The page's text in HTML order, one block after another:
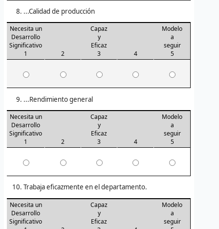
...Calidad de producción
Necesita un
Desarrollo
Significativo
1
2
Capaz
y
Eficaz
3
4
Modelo
a
seguir
5
...Rendimiento general
Necesita un
Desarrollo
Significativo
1
2
Capaz
y
Eficaz
3
4
Modelo
a
seguir
5
Trabaja eficazmente en el departamento.
Necesita un
Desarrollo
Significativo
Capaz
y
Eficaz
Modelo
a
seguir